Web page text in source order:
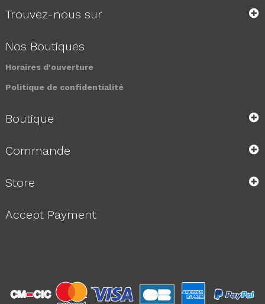
Trouvez-nous sur
Nos Boutiques
Horaires d'ouverture
Politique de confidentialité
Boutique
Commande
Store
Accept Payment